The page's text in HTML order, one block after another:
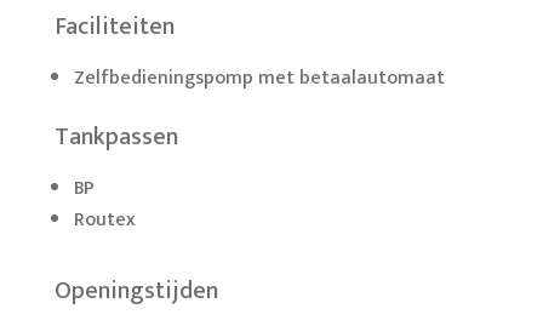
Faciliteiten
Zelfbedieningspomp met betaalautomaat
Tankpassen
BP
Routex
Openingstijden